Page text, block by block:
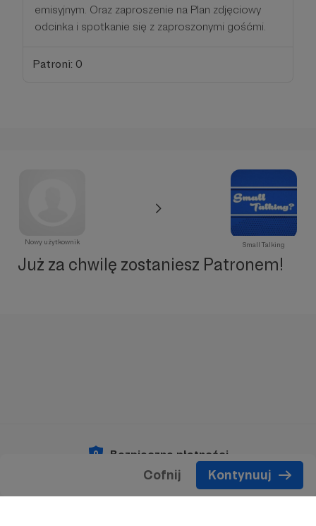
emisyjnym. Oraz zaproszenie na Plan zdjęciowy
odcinka i spotkanie się z zaproszonymi gośćmi.
Patroni: 0
Cofnij Kontynuuj
Nowy użytkownik Small Talking
Już za chwilę zostaniesz Patronem!
Bezpieczne płatności